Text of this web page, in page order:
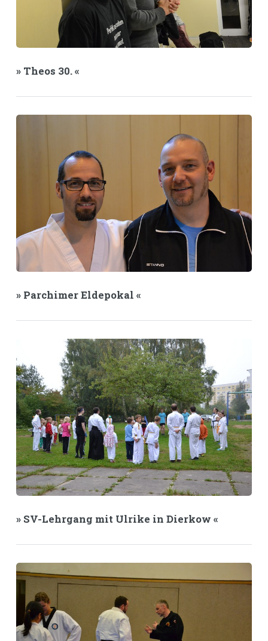
» Theos 30. «
» Parchimer Eldepokal «
» SV-Lehrgang mit Ulrike in Dierkow «